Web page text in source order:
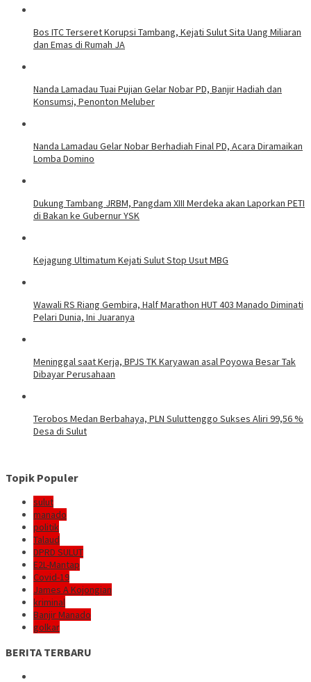
Bos ITC Terseret Korupsi Tambang, Kejati Sulut Sita Uang Miliaran
dan Emas di Rumah JA
Nanda Lamadau Tuai Pujian Gelar Nobar PD, Banjir Hadiah dan
Konsumsi, Penonton Meluber
Nanda Lamadau Gelar Nobar Berhadiah Final PD, Acara Diramaikan
Lomba Domino
Dukung Tambang JRBM, Pangdam XIII Merdeka akan Laporkan PETI
di Bakan ke Gubernur YSK
Kejagung Ultimatum Kejati Sulut Stop Usut MBG
Wawali RS Riang Gembira, Half Marathon HUT 403 Manado Diminati
Pelari Dunia, Ini Juaranya
Meninggal saat Kerja, BPJS TK Karyawan asal Poyowa Besar Tak
Dibayar Perusahaan
Terobos Medan Berbahaya, PLN Suluttenggo Sukses Aliri 99,56 %
Desa di Sulut
Topik Populer
sulut
manado
politik
Talaud
DPRD SULUT
E2L-Mantap
Covid-19
James A Kojongian
kriminal
Banjir Manado
golkar
BERITA TERBARU